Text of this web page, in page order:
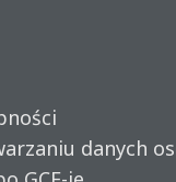
danych